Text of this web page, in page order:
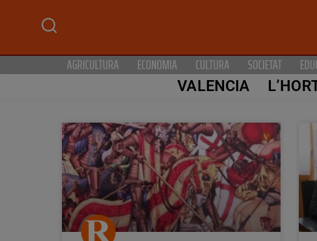
AGRICULTURA ECONOMIA CULTURA SOCIETAT
VALENCIA